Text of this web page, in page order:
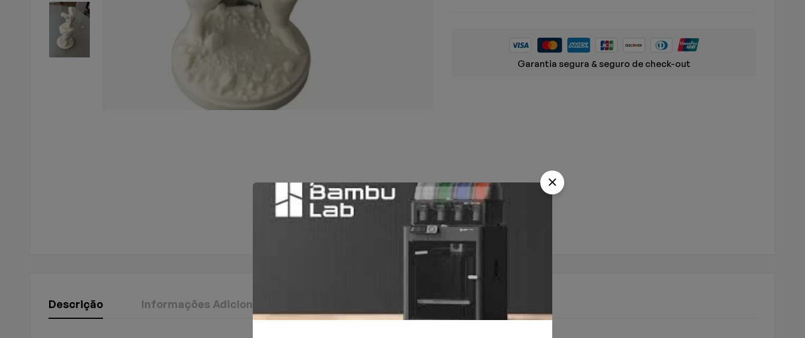
Garantia segura & seguro de check-out
Descrição Informações Adicionais Perguntas